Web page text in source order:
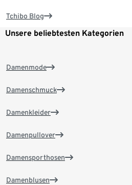
Tchibo Blog
Unsere beliebtesten Kategorien
Damenmode
Damenschmuck
Damenkleider
Damenpullover
Damensporthosen
Damenblusen